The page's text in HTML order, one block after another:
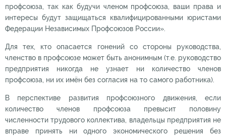
профсоюза, так как будучи членом профсоюза, ваши права и
интересы будут защищаться квалифицированными юристами
Федерации Независимых Профсоюзов России».
Для тех, кто опасается гонений со стороны руководства,
членство в профсоюзе может быть анонимным (т.е. руководство
предприятия никогда не узнает ни количество членов
профсоюза, ни их имён без согласия на то самого работника).
В перспективе развития профсоюзного движения, если
количество членов профсоюза превысит половину
численности трудового коллектива, владельцы предприятия не
вправе принять ни одного экономического решения без